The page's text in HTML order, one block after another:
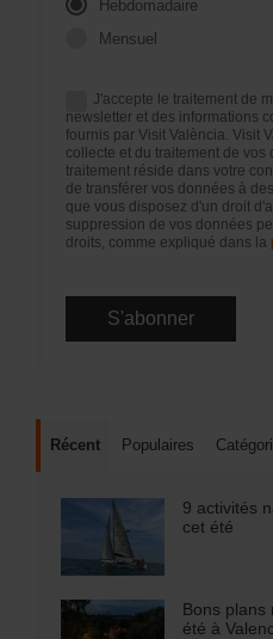
Hebdomadaire
Mensuel
J'accepte le traitement de
newsletter et des informations
fournis par Visit València. Visit
collecte et du traitement de
traitement réside dans votre
de transférer vos données à
que vous disposez d'un droit
suppression de vos données
droits, comme expliqué dans la
Récent Populaires
9 activités
cet été
Bons plans
été à